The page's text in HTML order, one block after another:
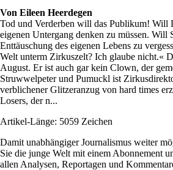
Von Eileen Heerdegen
Tod und Verderben will das Publikum! Will
eigenen Untergang denken zu müssen. Will
Enttäuschung des eigenen Lebens zu
Welt unterm Zirkuszelt? Ich glaube nicht.«
August. Er ist auch gar kein Clown, der
Struwwelpeter und Pumuckl ist
verblichener Glitzeranzug von hard times
Losers, der n...
Artikel-Länge: 5059 Zeichen
Damit unabhängiger Journalismus weiter
Sie die junge Welt mit einem Abonnement
allen Analysen, Reportagen und